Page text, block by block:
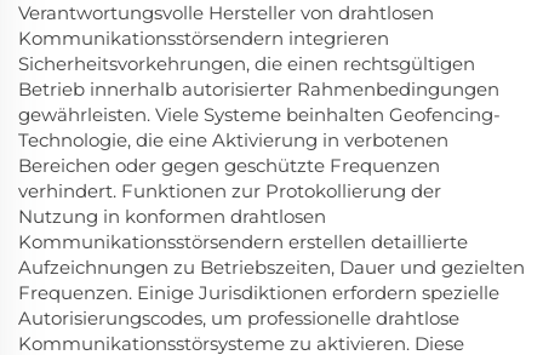
Verantwortungsvolle Hersteller von drahtlosen
Kommunikationsstörsendern integrieren
Sicherheitsvorkehrungen, die einen rechtsgültigen
Betrieb innerhalb autorisierter Rahmenbedingungen
gewährleisten. Viele Systeme beinhalten Geofencing-
Technologie, die eine Aktivierung in verbotenen
Bereichen oder gegen geschützte Frequenzen
verhindert. Funktionen zur Protokollierung der
Nutzung in konformen drahtlosen
Kommunikationsstörsendern erstellen detaillierte
Aufzeichnungen zu Betriebszeiten, Dauer und gezielten
Frequenzen. Einige Jurisdiktionen erfordern spezielle
Autorisierungscodes, um professionelle drahtlose
Kommunikationsstörsysteme zu aktivieren. Diese